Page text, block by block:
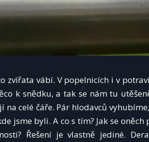
zvířata vábí. V popelnicích i v
k snědku, a tak se nám tu
na celé čáře. Pár hlodavců
jsme byli. A co s tím? Jak se
Řešení je vlastně jediné.